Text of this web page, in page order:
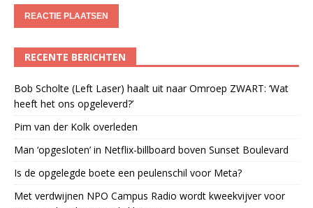
RECENTE BERICHTEN
Bob Scholte (Left Laser) haalt uit naar Omroep ZWART: ‘Wat
heeft het ons opgeleverd?’
Pim van der Kolk overleden
Man ‘opgesloten’ in Netflix-billboard boven Sunset Boulevard
Is de opgelegde boete een peulenschil voor Meta?
Met verdwijnen NPO Campus Radio wordt kweekvijver voor